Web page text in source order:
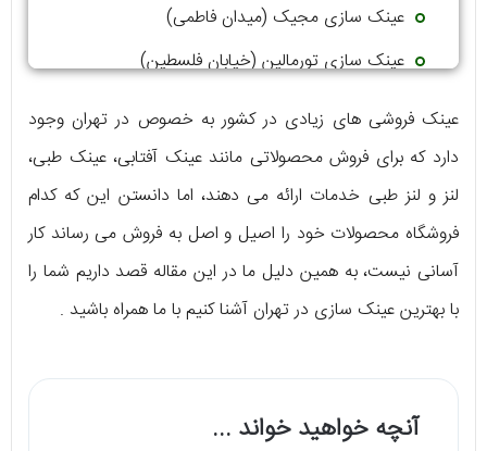
عینک سازی مجیک (میدان فاطمی)
عینک سازی تورمالین (خیابان فلسطین)
عینک فروشی های زیادی در کشور به خصوص در تهران وجود
دارد که برای فروش محصولاتی مانند عینک آفتابی، عینک طبی،
لنز و لنز طبی خدمات ارائه می دهند، اما دانستن این که کدام
فروشگاه محصولات خود را اصیل و اصل به فروش می رساند کار
آسانی نیست، به همین دلیل ما در این مقاله قصد داریم شما را
با بهترین عینک سازی در تهران آشنا کنیم با ما همراه باشید .
آنچه خواهید خواند ...